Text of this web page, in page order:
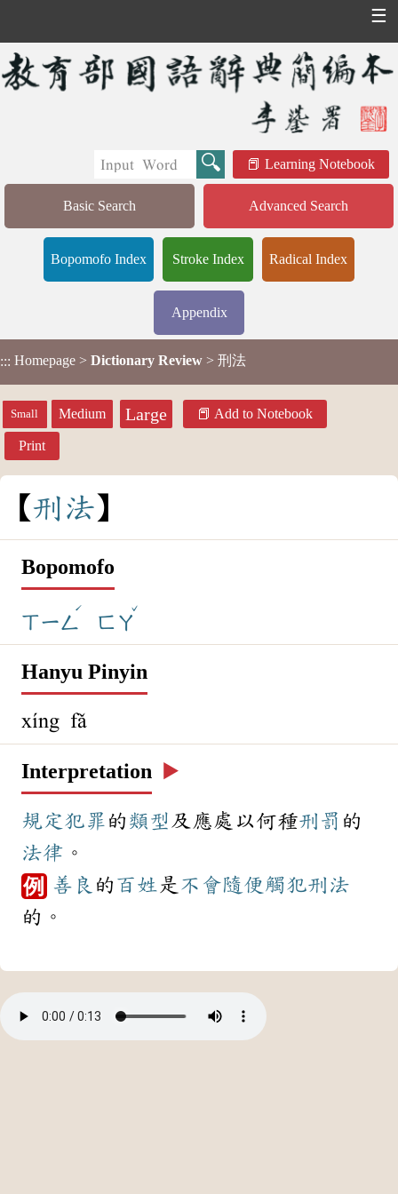
☰
Learning Notebook
Basic Search Advanced Search
Bopomofo Index Stroke Index Radical Index
Appendix
::: Homepage > Dictionary Review > 刑法
Small Medium Large Add to Notebook
Print
刑法
Bopomofo
ㄒㄧㄥ
ˊ
ㄈㄚ
ˇ
Hanyu Pinyin
xíng fǎ
Interpretation ▶️
規定犯罪 的 類型 及應處以何種刑罰 的
法律 。
例 善良 的 百姓 是 不會隨便 觸犯刑法
的。